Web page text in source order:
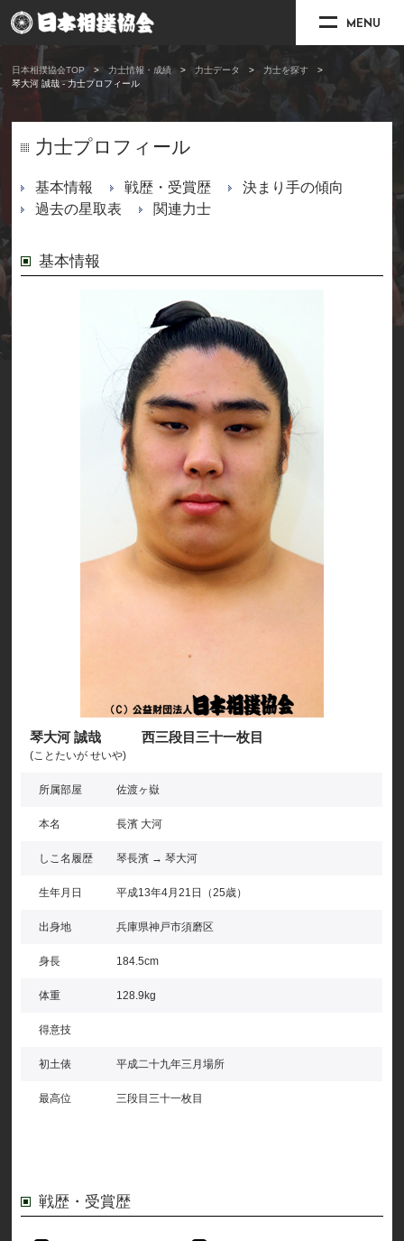
MENU
日本相撲協会TOP 力士情報・成績 力士データ
力士を探す
琴大河 誠哉 - 力士プロフィール
力士プロフィール
基本情報 戦歴・受賞歴
決まり手の傾向
過去の星取表
関連力士
基本情報
琴大河 誠哉 西三段目三十一枚目
(ことたいが せいや)
所属部屋 佐渡ヶ嶽
本名 長濱 大河
しこ名履歴 琴長濱 → 琴大河
生年月日 平成13年4月21日（25歳）
出身地 兵庫県神戸市須磨区
身長 184.5cm
体重 128.9kg
得意技
初土俵 平成二十九年三月場所
最高位 三段目三十一枚目
戦歴・受賞歴